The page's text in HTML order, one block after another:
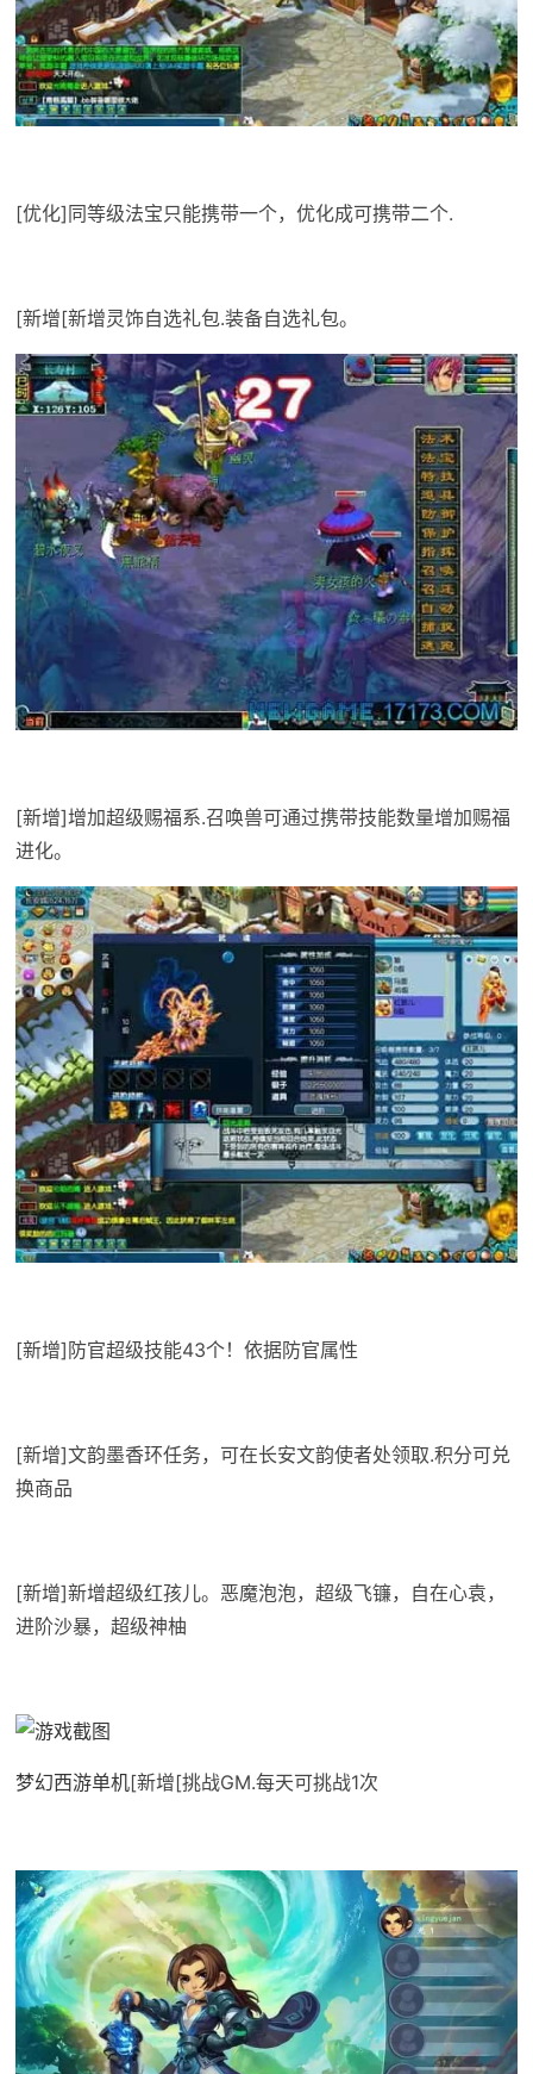
[优化]同等级法宝只能携带一个，优化成可携带二个.
[新增[新增灵饰自选礼包.装备自选礼包。
[新增]增加超级赐福系.召唤兽可通过携带技能数量增加赐福
进化。
[新增]防官超级技能43个！依据防官属性
[新增]文韵墨香环任务，可在长安文韵使者处领取.积分可兑
换商品
[新增]新增超级红孩儿。恶魔泡泡，超级飞镰，自在心袁，
进阶沙暴，超级神柚
梦幻西游单机[新增[挑战GM.每天可挑战1次